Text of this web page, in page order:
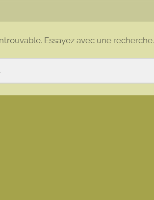
Essayez avec une recherche.